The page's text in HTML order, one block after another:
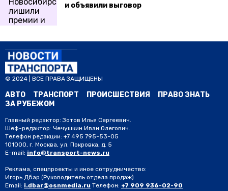
и объявили выговор
© 2024 | ВСЕ ПРАВА ЗАЩИЩЕНЫ
АВТО ТРАНСПОРТ ПРОИСШЕСТВИЯ
ПРАВО ЗНАТЬ
ЗА РУБЕЖОМ
Главный редактор: Зотов Илья Сергеевич.
Шеф-редактор: Чечушкин Иван Олегович.
Телефон редакции: +7 495 795-53-05
101000, г. Москва, ул. Покровка, д. 5
E-mail: info@transport-news.ru
Реклама, спецпроекты и иное сотрудничество:
Игорь Дбар (Руководитель отдела продаж)
Email: i.dbar@osnmedia.ru Телефон: +7 909 936-02-90